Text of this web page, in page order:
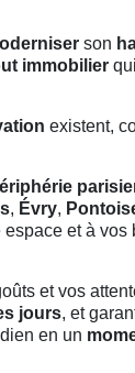
son
immobilier
existent,
, Évry,
espace et à vos
et vos
jours, et
en un